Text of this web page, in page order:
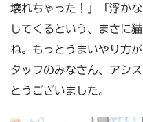
壊れちゃった！」「浮か
してくるという、まさに
ね。もっとうまいやり方
タッフのみなさん、アシ
とうございました。